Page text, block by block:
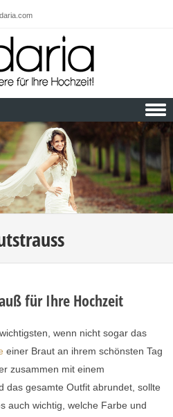
für Ihre Hochzeit
wenn nicht sogar das
einer Braut an ihrem schönsten Tag
zusammen mit einem
das gesamte Outfit abrundet, sollte
auch wichtig, welche Farbe und